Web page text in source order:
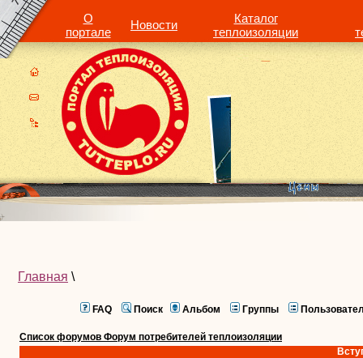
О
портале
Новости
Каталог
теплоизоляции
Главная \
FAQ Поиск Альбом Группы
Список форумов Форум потребителей теплоизоляции